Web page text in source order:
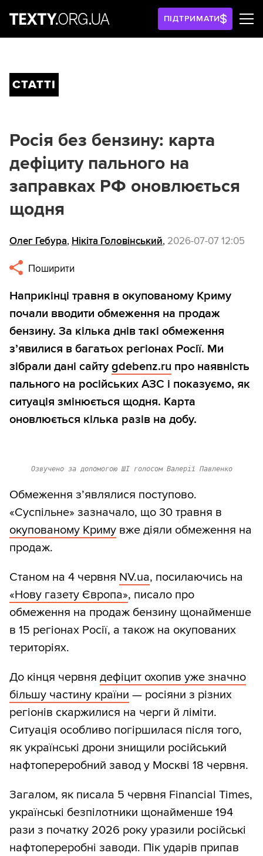
ПІДТРИМАТИ
СТАТТІ
Росія без бензину: карта
дефіциту пального на
заправках РФ оновлюється
щодня
Олег Гебура, Нікіта Головінський, 2026-07-07 12:05
Поширити
Наприкінці травня в окупованому Криму
почали вводити обмеження на продаж
бензину. За кілька днів такі обмеження
з’явилися в багатьох регіонах Росії. Ми
зібрали дані сайту gdebenz.ru про наявність
пального на російських АЗС і показуємо, як
ситуація змінюється щодня. Карта
оновлюється кілька разів на добу.
Озвучено за допомогою ШІ голосом Валерії Павленко
Обмеження з’являлися поступово.
«Суспільне» зазначало, що 30 травня в
окупованому Криму вже діяли обмеження на
продаж.
Станом на 4 червня NV.ua, посилаючись на
«Нову газету Європа», писало про
обмеження на продаж бензину щонайменше
в 15 регіонах Росії, а також на окупованих
територіях.
До кінця червня дефіцит охопив уже значно
більшу частину країни — росіяни з різних
регіонів скаржилися на черги й ліміти.
Ситуація особливо погіршилася після того,
як українські дрони знищили російський
нафтопереробний завод у Москві 18 червня.
Загалом, як писала 5 червня Financial Times,
українські безпілотники щонайменше 194
рази з початку 2026 року уразили російські
нафтопереробні заводи. Пік ударів припав